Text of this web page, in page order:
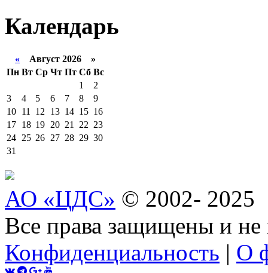
Календарь
« Август 2026 »
Пн Вт Ср Чт Пт Сб Вс
1
2
3
4 5 6 7 8
9
10 11 12 13 14 15 16
17 18 19 20 21 22 23
24 25 26 27 28 29 30
31
АО «ЦДС» © 2002- 2025
Все права защищены и
Конфиденциальность | О